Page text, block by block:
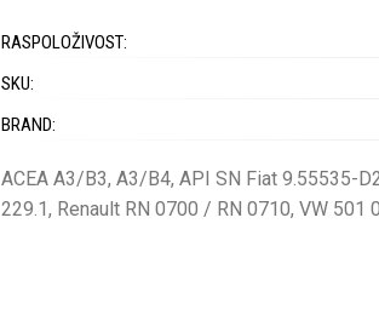
RASPOLOŽIVOST:
SKU:
BRAND:
ACEA A3/B3, A3/B4, API SN Fiat 9.55535-
229.1, Renault RN 0700 / RN 0710, VW 501